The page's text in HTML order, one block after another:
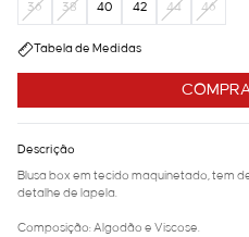
36 38 40 42 44 46
Tabela de Medidas
Descrição
Blusa box em tecido maquinetado, tem
detalhe de lapela.
Composição: Algodão e Viscose.